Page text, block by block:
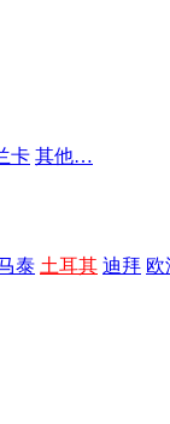
卡 其他…
泰 土耳其 迪拜 欧